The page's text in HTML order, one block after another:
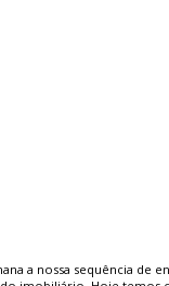
a nossa sequência de